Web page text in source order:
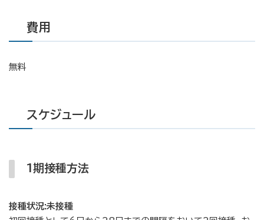
費用
無料
スケジュール
1期接種方法
接種状況:未接種